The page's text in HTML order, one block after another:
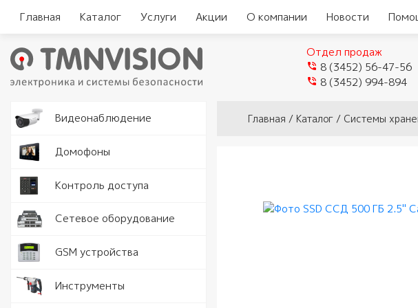
Главная Каталог Услуги Акции О компании Новости
Отдел продаж
8 (3452) 56-47-56
8 (3452) 994-894
Видеонаблюдение Видеокамеры
Программное обеспечение
Домофоны
Комплекты
Контроль доступа
Замки и защелки
Сетевое оборудование
GSM устройства
Инструменты
Вы здесь
Главная / Каталог / Системы